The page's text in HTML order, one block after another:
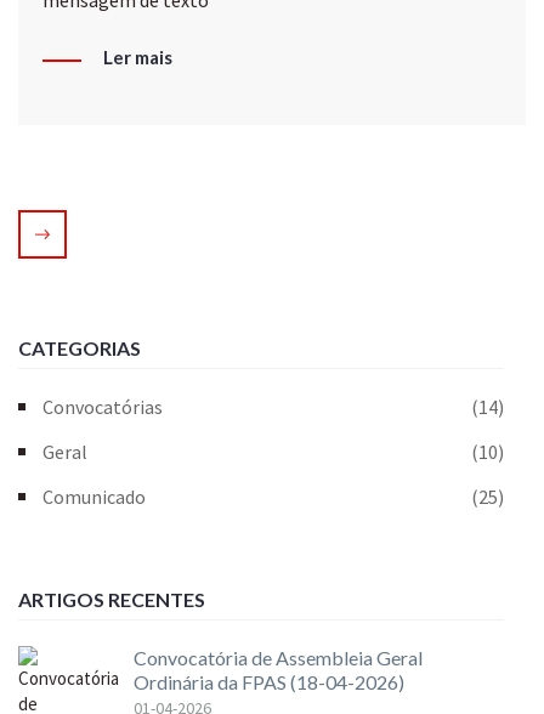
Ler mais
CATEGORIAS
Convocatórias
(14)
Geral
(10)
Comunicado
(25)
ARTIGOS RECENTES
Convocatória de Assembleia Geral
Ordinária da FPAS (18-04-2026)
01-04-2026